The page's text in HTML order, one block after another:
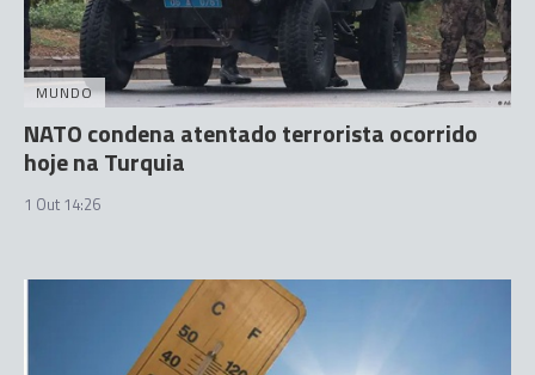
MUNDO
NATO condena atentado terrorista ocorrido
hoje na Turquia
1 Out 14:26